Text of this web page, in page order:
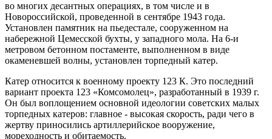
во многих десантных операциях, в том числе и в
Новороссийской, проведенной в сентябре 1943 года.
Установлен памятник на пьедестале, сооруженном на
набережной Цемесской бухты, у западного мола. На 6-и
метровом бетонном постаменте, выполненном в виде
окаменевшей волны, установлен торпедный катер.
Катер относится к военному проекту 123 К. Это последний
вариант проекта 123 «Комсомолец», разработанный в 1939 г.
Он был воплощением основной идеологии советских малых
торпедных катеров: главное - высокая скорость, ради чего в
жертву приносились артиллерийское вооружение,
мореходность и обитаемость.